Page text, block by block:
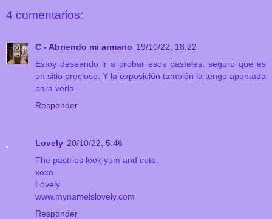
4 comentarios:
C - Abriendo mi armario 19/10/22, 18:22
Estoy deseando ir a probar esos pasteles, seguro que es
un sitio precioso. Y la exposición también la tengo apuntada
para verla.
Responder
Lovely 20/10/22, 5:46
The pastries look yum and cute.
xoxo
Lovely
www.mynameislovely.com
Responder